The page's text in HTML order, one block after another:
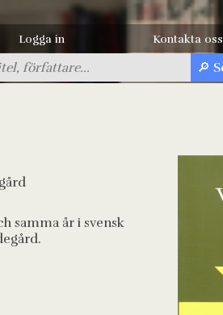
Logga in Kontakta oss
samma år i svensk